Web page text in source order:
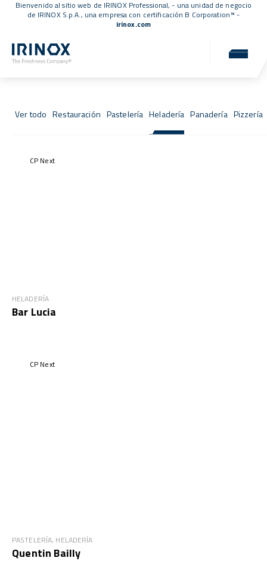
Bienvenido al sitio web de IRINOX Professional, - una unidad de negocio
de IRINOX S.p.A., una empresa con certificación B Corporation™ -
irinox.com
Ver todo Restauración Pastelería Heladería Panadería Pizzería
CP Next
HELADERÍA
Bar Lucia
CP Next
PASTELERÍA, HELADERÍA
Quentin Bailly